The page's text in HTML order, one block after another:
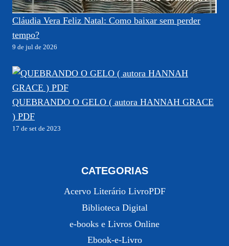
Cláudia Vera Feliz Natal: Como baixar sem perder
tempo?
9 de jul de 2026
QUEBRANDO O GELO ( autora HANNAH GRACE
) PDF
17 de set de 2023
CATEGORIAS
Acervo Literário LivroPDF
Biblioteca Digital
e-books e Livros Online
Ebook-e-Livro